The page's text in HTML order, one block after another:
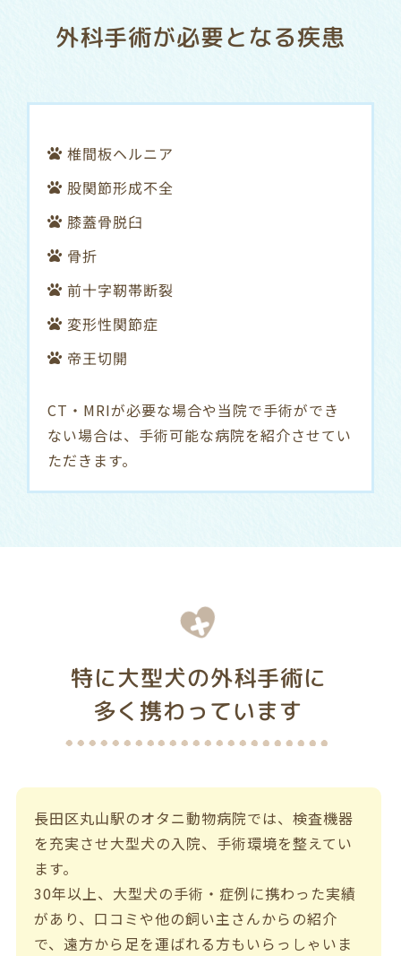
外科手術が必要となる疾患
椎間板ヘルニア
股関節形成不全
膝蓋骨脱臼
骨折
前十字靭帯断裂
変形性関節症
帝王切開
CT・MRIが必要な場合や当院で手術ができ
ない場合は、手術可能な病院を紹介させてい
ただきます。
特に大型犬の外科手術に
多く携わっています
長田区丸山駅のオタニ動物病院では、検査機器
を充実させ大型犬の入院、手術環境を整えてい
ます。
30年以上、大型犬の手術・症例に携わった実績
があり、口コミや他の飼い主さんからの紹介
で、遠方から足を運ばれる方もいらっしゃいま